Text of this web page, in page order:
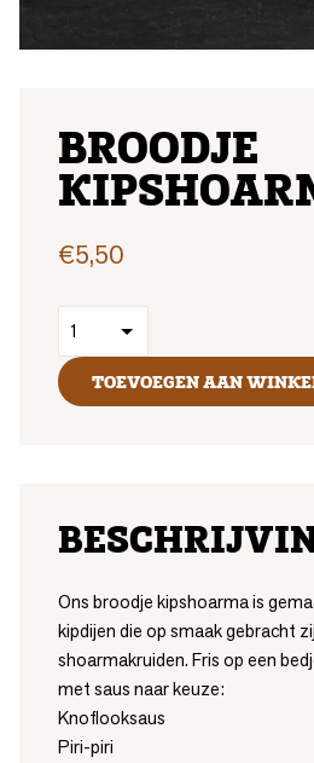
BROODJE
€5,50
TOEVOEGEN AAN
Ons broodje kipshoarma is
kipdijen die op smaak gebracht
shoarmakruiden. Fris op een
met saus naar keuze:
Knoflooksaus
Piri-piri